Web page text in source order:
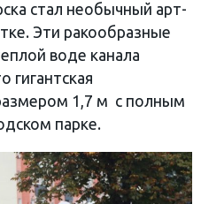
стал необычный арт-
Эти ракообразные
воде канала
гигантская
1,7 м с полным
парке.